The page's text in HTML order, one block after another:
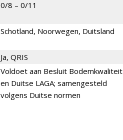
0/8 – 0/11
Schotland, Noorwegen, Duitsland
Ja, QRIS
Voldoet aan Besluit Bodemkwaliteit
en Duitse LAGA; samengesteld
volgens Duitse normen